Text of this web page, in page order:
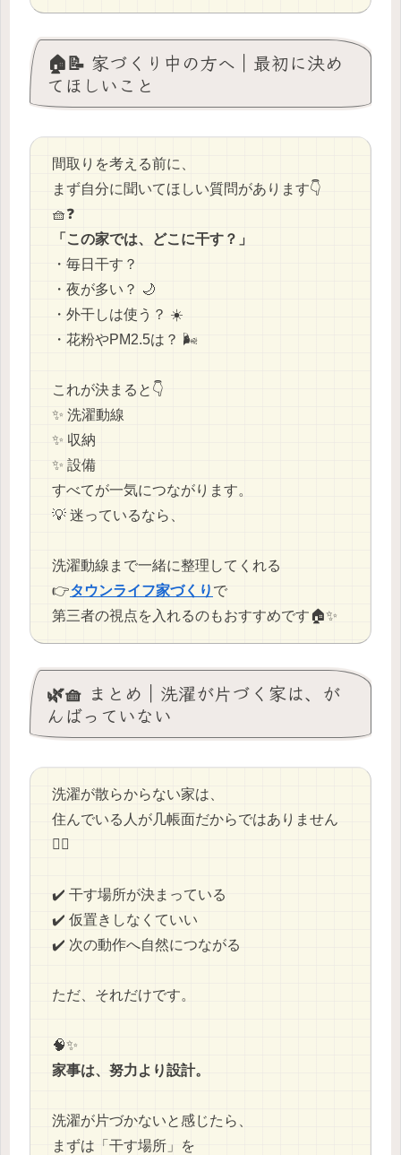
🏠📝 家づくり中の方へ｜最初に決め
てほしいこと
間取りを考える前に、
まず自分に聞いてほしい質問があります👇
🧺❓
「この家では、どこに干す？」
・毎日干す？
・夜が多い？ 🌙
・外干しは使う？ ☀️
・花粉やPM2.5は？ 🌬️
これが決まると👇
✨ 洗濯動線
✨ 収納
✨ 設備
すべてが一気につながります。
💡 迷っているなら、
洗濯動線まで一緒に整理してくれる
👉️タウンライフ家づくり で
第三者の視点を入れるのもおすすめです🏠✨
🌿🧺 まとめ｜洗濯が片づく家は、が
んばっていない
洗濯が散らからない家は、
住んでいる人が几帳面だからではありません
🙅‍♂️
✔️ 干す場所が決まっている
✔️ 仮置きしなくていい
✔️ 次の動作へ自然につながる
ただ、それだけです。
🧠✨
家事は、努力より設計。
洗濯が片づかないと感じたら、
まずは「干す場所」を